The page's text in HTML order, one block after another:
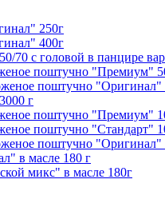
250г
400г
70 с головой в панцире
поштучно "Премиум"
поштучно "Оригинал"
г
поштучно "Премиум"
поштучно "Стандарт"
поштучно "Оригинал"
в масле 180 г
микс" в масле 180г